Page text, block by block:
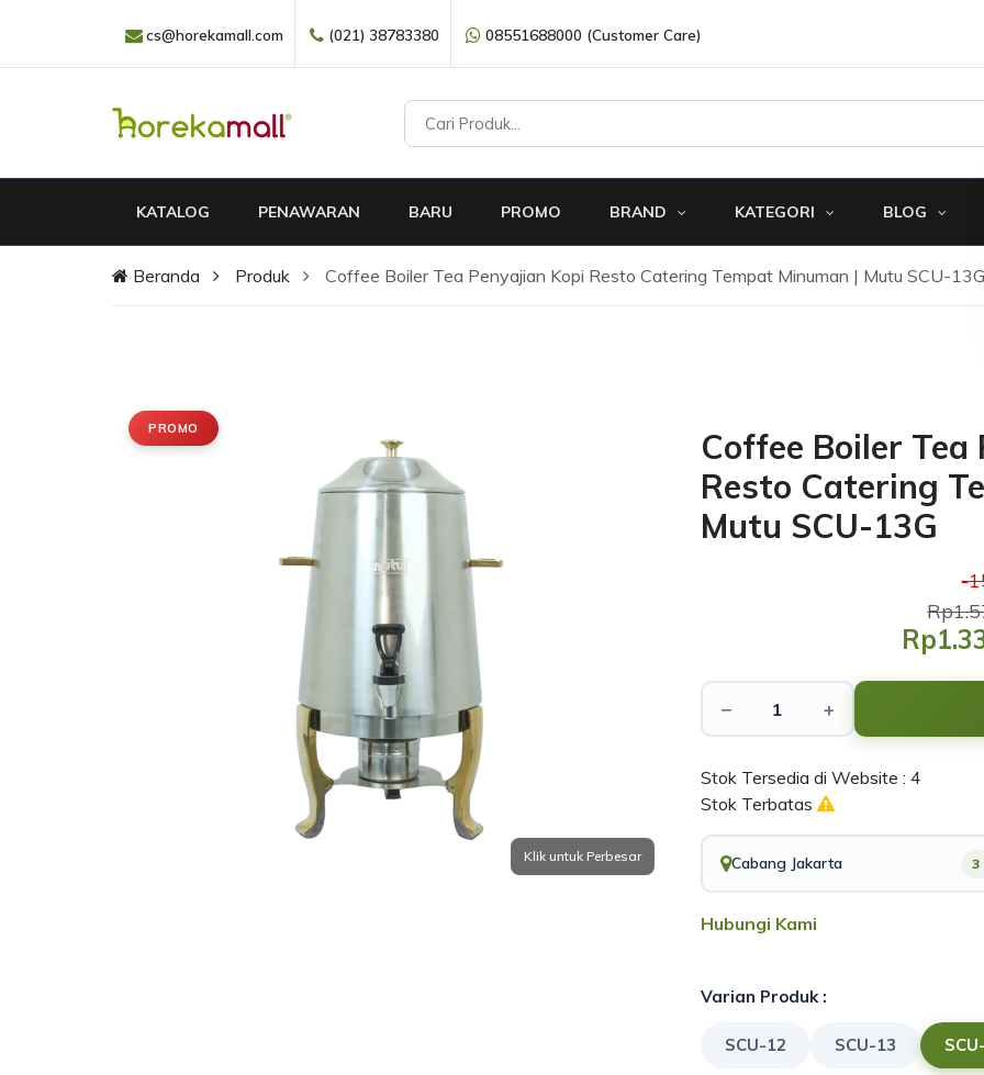
cs@horekamall.com (021) 38783380 08551688000 (Customer Care)
KATALOG PENAWARAN BARU PROMO BRAND KATEGORI BLOG
Beranda Produk Coffee Boiler Tea Penyajian Kopi Resto Catering Tempat Minuman | Mutu SCU-13G
PROMO
Coffee Boiler Tea
Resto Catering
Mutu SCU-13G
-
− +
Stok Tersedia di Website : 4
Stok Terbatas
Cabang Jakarta 3
Hubungi Kami
Varian Produk :
SCU-12 SCU-13